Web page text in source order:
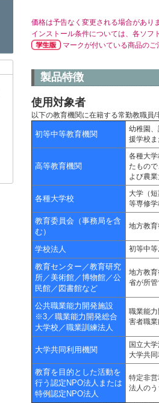
価格は予告なく変更される場合があり
インストール条件については、各ソフ
マークが付いている商品の
製品特徴
使用対象者
以下の教育機関に在籍する常勤教職員
初等中等教育機関
幼稚園
援学校
高等教育機関
各種大
たもの
よび農業
各種大学校
大学（
等専修
教育委員会（事務局を含
む）
地方教
学校法人 初等中
教育センター／教育研究
所／美術館／博物館／公
民館／図書館など
地方教
省が所
公共職業能力開発施設
※3／職業能力開発総合
大学校／職業訓練法人
職業能
害者職
大学共同利用機関
国立大
大学共同
教育を目的とした活動を
行う認定NPO法人または
特例認定NPO法人
特定非
法人のう